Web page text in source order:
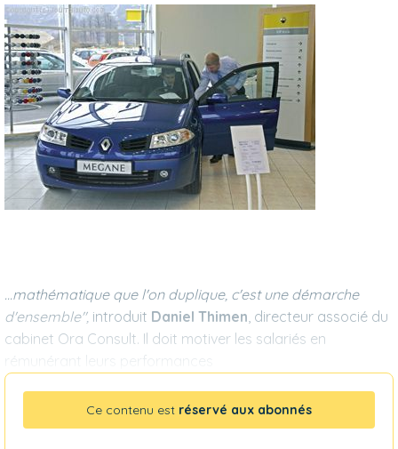
...mathématique que l'on duplique, c'est une démarche
d'ensemble", introduit Daniel Thimen, directeur associé du
cabinet Ora Consult. Il doit motiver les salariés en
rémunérant leurs performances
Ce contenu est réservé aux abonnés